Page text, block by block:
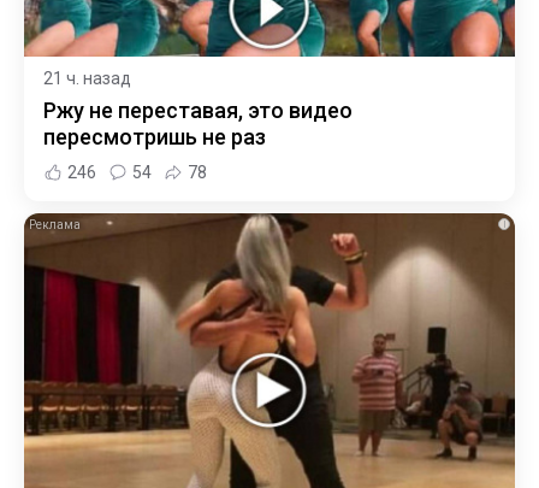
21 ч. назад
Ржу не переставая, это видео
пересмотришь не раз
246 54 78
i